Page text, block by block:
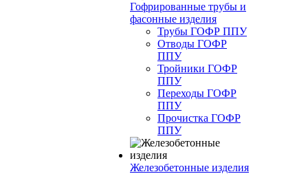
Гофрированные трубы и
фасонные изделия
Трубы ГОФР ППУ
Отводы ГОФР
ППУ
Тройники ГОФР
ППУ
Переходы ГОФР
ППУ
Прочистка ГОФР
ППУ
Железобетонные изделия